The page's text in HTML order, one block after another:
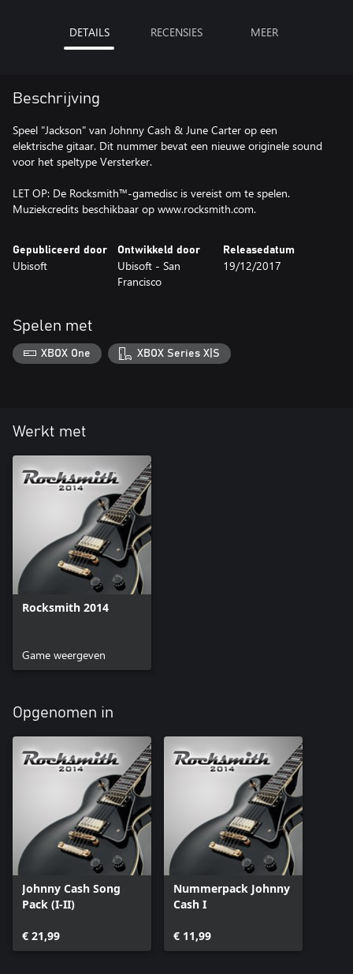
DETAILS RECENSIES MEER
Beschrijving
Speel "Jackson" van Johnny Cash & June Carter op een
elektrische gitaar. Dit nummer bevat een nieuwe originele sound
voor het speltype Versterker.
LET OP: De Rocksmith™-gamedisc is vereist om te spelen.
Muziekcredits beschikbaar op www.rocksmith.com.
Gepubliceerd door
Ubisoft
Ontwikkeld door
Ubisoft - San
Francisco
Releasedatum
19/12/2017
Spelen met
XBOX One XBOX Series X|S
Werkt met
Rocksmith 2014
Game weergeven
Opgenomen in
Johnny Cash Song
Pack (I-II)
€ 21,99
Nummerpack Johnny
Cash I
€ 11,99